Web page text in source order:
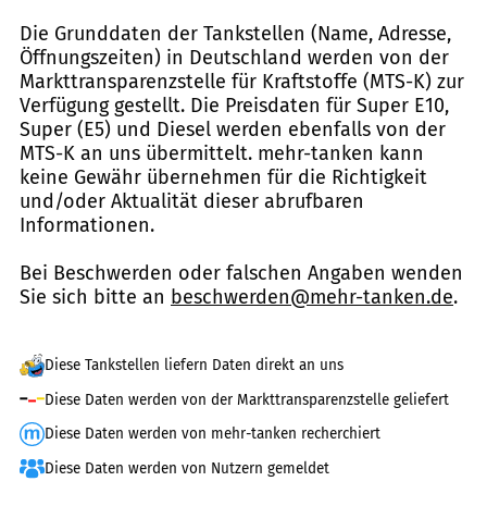
Die Grunddaten der Tankstellen (Name, Adresse,
Öffnungszeiten) in Deutschland werden von der
Markttransparenzstelle für Kraftstoffe (MTS-K) zur
Verfügung gestellt. Die Preisdaten für Super E10,
Super (E5) und Diesel werden ebenfalls von der
MTS-K an uns übermittelt. mehr-tanken kann
keine Gewähr übernehmen für die Richtigkeit
und/oder Aktualität dieser abrufbaren
Informationen.
Bei Beschwerden oder falschen Angaben wenden
Sie sich bitte an beschwerden@mehr-tanken.de.
Diese Tankstellen liefern Daten direkt an uns
Diese Daten werden von der Markttransparenzstelle geliefert
Diese Daten werden von mehr-tanken recherchiert
Diese Daten werden von Nutzern gemeldet